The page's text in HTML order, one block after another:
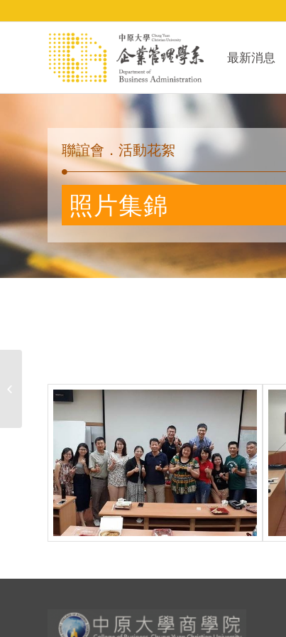
最新消息
聯誼會．活動花絮
照片集錦
關懷活動–中原有心、愛